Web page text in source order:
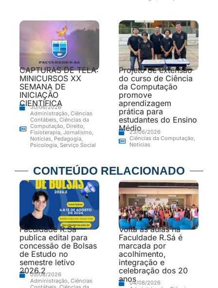
CAPTURAS DE TELA:
MINICURSOS XX
SEMANA DE
INICIAÇÃO
CIENTÍFICA
30/06/2026
Administração, Ciências
Contábeis, Ciências da
Computação, Direito,
Fisioterapia, Jornalismo,
Notícias, Pedagogia,
Psicologia, Serviço Social
Projeto de extensão
do curso de Ciência
da Computação
promove
aprendizagem
prática para
estudantes do Ensino
Médio23/06/2026
Ciências da Computação,
Notícias
CONTEÚDO RELACIONADO
Faculdade R.Sá
publica edital para
concessão de Bolsas
de Estudo no
semestre letivo
2026.2
05/08/2026
Administração, Ciências
Volta às aulas na
Faculdade R.Sá é
marcada por
acolhimento,
integração e
celebração dos 20
anos04/08/2026